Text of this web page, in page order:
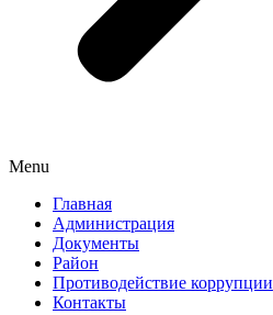
Menu
Главная
Администрация
Документы
Район
Противодействие коррупции
Контакты